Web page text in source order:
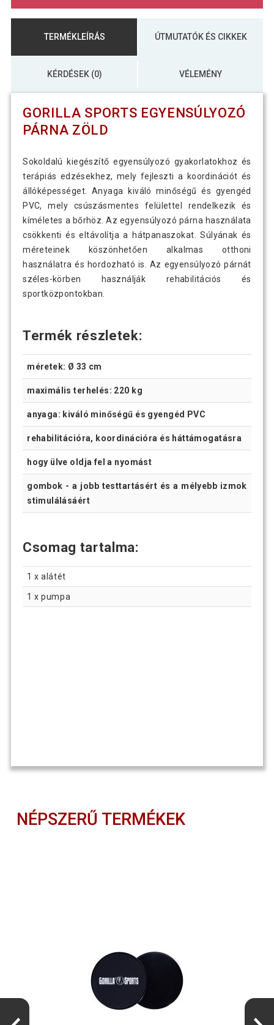
Gorilla Sports Egyensúlyozó párna
türkizkék
TERMÉKLEÍRÁS ÚTMUTATÓK ÉS CIKKEK
KÉRDÉSEK (0) VÉLEMÉNY
GORILLA SPORTS EGYENSÚLYOZÓ
PÁRNA ZÖLD
Sokoldalú kiegészítő egyensúlyozó gyakorlatokhoz és
terápiás edzésekhez, mely fejleszti a koordinációt és
állóképességet. Anyaga kiváló minőségű és gyengéd
PVC, mely csúszásmentes felülettel rendelkezik és
kíméletes a bőrhöz. Az egyensúlyozó párna használata
csökkenti és eltávolítja a hátpanaszokat. Súlyának és
méreteinek köszönhetően alkalmas otthoni
használatra és hordozható is. Az egyensúlyozó párnát
széles-körben használják rehabilitációs és
sportközpontokban.
Termék részletek:
méretek: Ø 33 cm
maximális terhelés: 220 kg
anyaga: kiváló minőségű és gyengéd PVC
rehabilitációra, koordinációra és háttámogatásra
hogy ülve oldja fel a nyomást
gombok - a jobb testtartásért és a mélyebb izmok
stimulálásáért
Csomag tartalma:
1 x alátét
1 x pumpa
NÉPSZERŰ TERMÉKEK